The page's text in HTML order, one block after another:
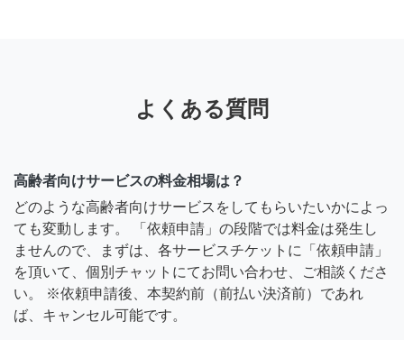
よくある質問
高齢者向けサービスの料金相場は？
どのような高齢者向けサービスをしてもらいたいかによっ
ても変動します。 「依頼申請」の段階では料金は発生し
ませんので、まずは、各サービスチケットに「依頼申請」
を頂いて、個別チャットにてお問い合わせ、ご相談くださ
い。 ※依頼申請後、本契約前（前払い決済前）であれ
ば、キャンセル可能です。